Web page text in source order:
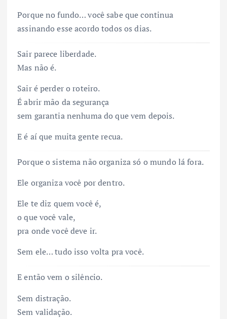
Porque no fundo… você sabe que continua
assinando esse acordo todos os dias.
Sair parece liberdade.
Mas não é.
Sair é perder o roteiro.
É abrir mão da segurança
sem garantia nenhuma do que vem depois.
E é aí que muita gente recua.
Porque o sistema não organiza só o mundo lá fora.
Ele organiza você por dentro.
Ele te diz quem você é,
o que você vale,
pra onde você deve ir.
Sem ele… tudo isso volta pra você.
E então vem o silêncio.
Sem distração.
Sem validação.